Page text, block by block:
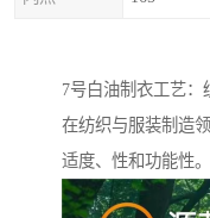
7号白油制衣工艺：
在纺织与服装制造
适度、性和功能性。